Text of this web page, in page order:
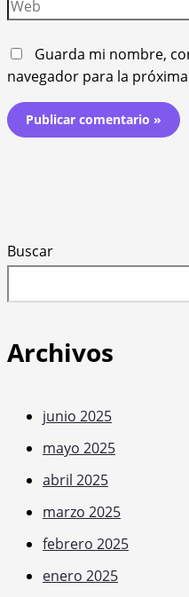
Guarda mi nombre,
navegador para la
Buscar
Archivos
junio 2025
mayo 2025
abril 2025
marzo 2025
febrero 2025
enero 2025